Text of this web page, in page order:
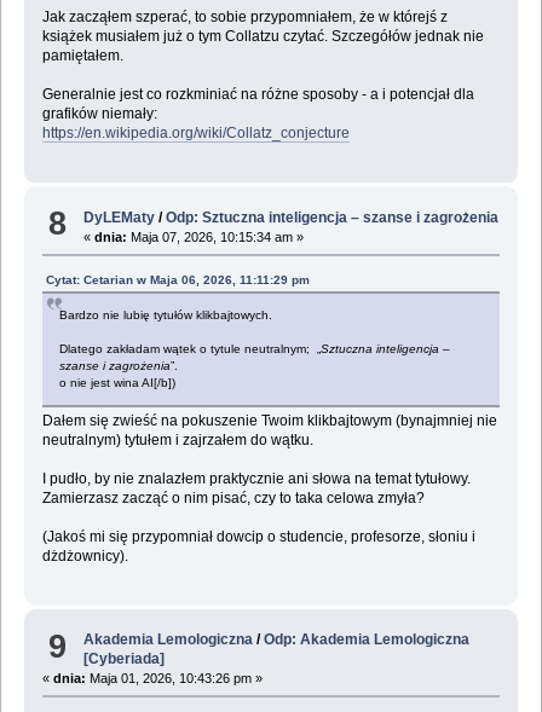
Jak zacząłem szperać, to sobie przypomniałem, że w którejś z
książek musiałem już o tym Collatzu czytać. Szczegółów jednak nie
pamiętałem.
Generalnie jest co rozkminiać na różne sposoby - a i potencjał dla
grafików niemały:
https://en.wikipedia.org/wiki/Collatz_conjecture
8 DyLEMaty /Odp: Sztuczna inteligencja – szanse i zagrożenia
«dnia: Maja 07, 2026, 10:15:34 am »
Cytat: Cetarian w Maja 06, 2026, 11:11:29 pm
Bardzo nie lubię tytułów klikbajtowych.
Dlatego zakładam wątek o tytule neutralnym; „ Sztuczna inteligencja –
szanse i zagrożenia”.
o nie jest wina AI[/b])
Dałem się zwieść na pokuszenie Twoim klikbajtowym (bynajmniej nie
neutralnym) tytułem i zajrzałem do wątku.
I pudło, by nie znalazłem praktycznie ani słowa na temat tytułowy.
Zamierzasz zacząć o nim pisać, czy to taka celowa zmyła?
(Jakoś mi się przypomniał dowcip o studencie, profesorze, słoniu i
dżdżownicy).
9 Akademia Lemologiczna /Odp: Akademia Lemologiczna
[Cyberiada]
« dnia: Maja 01, 2026, 10:43:26 pm »